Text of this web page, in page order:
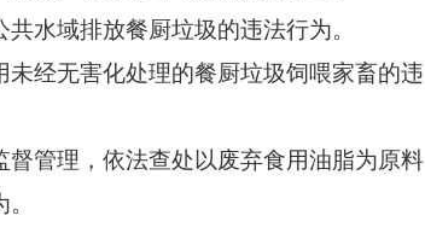
水域排放餐厨垃圾的违法行为。
经无害化处理的餐厨垃圾饲喂家畜的违
管理，依法查处以废弃食用油脂为原料